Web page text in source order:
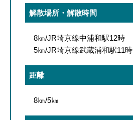
解散場所・解散時間
8㎞/JR埼京線中浦和駅12時
5㎞/JR埼京線武蔵浦和駅11時
距離
8㎞/5㎞